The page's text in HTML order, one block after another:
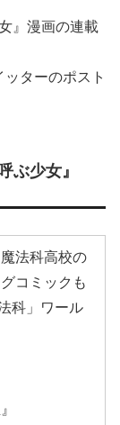
』漫画の連載
ターのポスト
ぶ少女』
法科高校の
コミックも
科」ワール